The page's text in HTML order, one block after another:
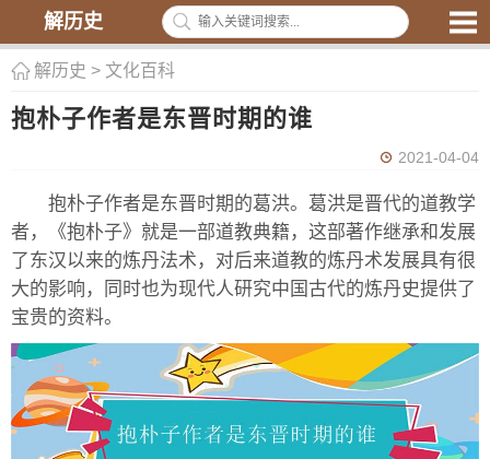
解历史
解历史 > 文化百科
抱朴子作者是东晋时期的谁
2021-04-04
抱朴子作者是东晋时期的葛洪。葛洪是晋代的道教学
者，《抱朴子》就是一部道教典籍，这部著作继承和发展
了东汉以来的炼丹法术，对后来道教的炼丹术发展具有很
大的影响，同时也为现代人研究中国古代的炼丹史提供了
宝贵的资料。